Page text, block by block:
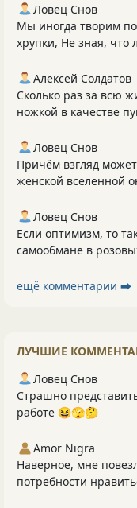
Ловец Снов
Мы иногда творим
хрупки, Не зная,
Алексей Солдатов
Сколько раз за всю
ножкой в качестве
Ловец Снов
Причём взгляд
женской вселенной
Ловец Снов
Если оптимизм, то
самообмане в
ещё комментарии ⮕
ЛУЧШИЕ
Ловец Снов
Страшно
работе 😆🫣🤔
Amor Nigra
Наверное, мне
потребности